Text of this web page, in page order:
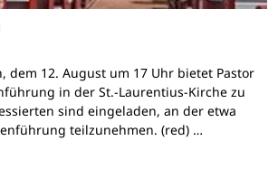
dem 12. August um 17 Uhr bietet Pastor
in der St.-Laurentius-Kirche zu
sind eingeladen, an der etwa
teilzunehmen. (red) …